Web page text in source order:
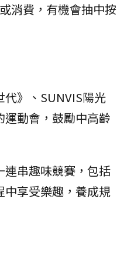
消費，有機會抽中按
》、SUNVIS陽光
動會，鼓勵中高齡
串趣味競賽，包括
中享受樂趣，養成規